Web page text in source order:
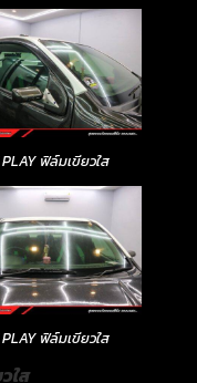
ฟิล์มเขียวใส
ฟิล์มเขียวใส
ใส